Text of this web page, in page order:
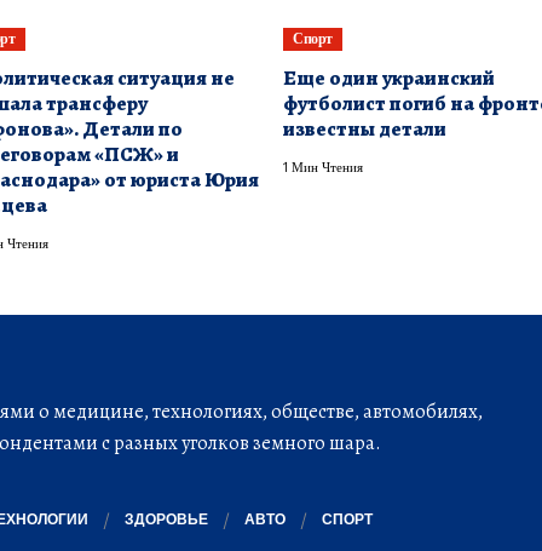
ситуация не
трансферу
Детали по
«ПСЖ» и
от юриста Юрия
Чтения
Спорт
Еще один украинский
футболист погиб на
известны детали
1 Мин Чтения
о медицине, технологиях, обществе, автомобилях,
с разных уголков земного шара.
ЗДОРОВЬЕ АВТО СПОРТ